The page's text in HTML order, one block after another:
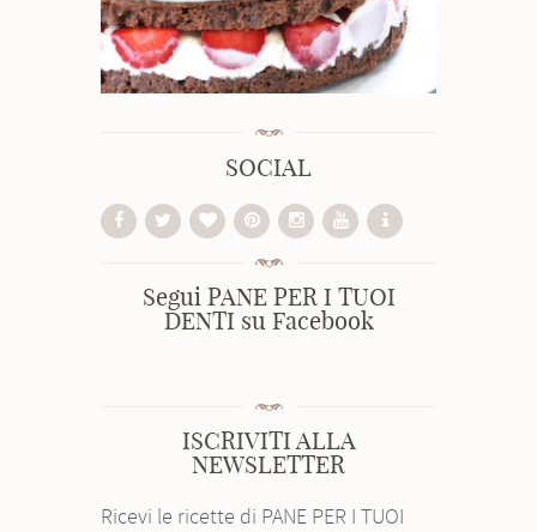
SOCIAL
Segui PANE PER I TUOI
DENTI su Facebook
ISCRIVITI ALLA
NEWSLETTER
Ricevi le ricette di PANE PER I TUOI